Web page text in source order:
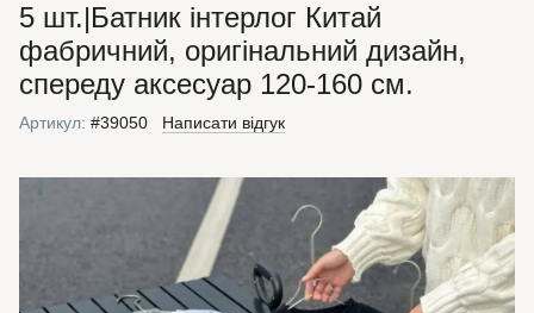
5 шт.|Батник інтерлог Китай
фабричний, оригінальний дизайн,
спереду аксесуар 120-160 см.
Артикул: #39050 Написати відгук